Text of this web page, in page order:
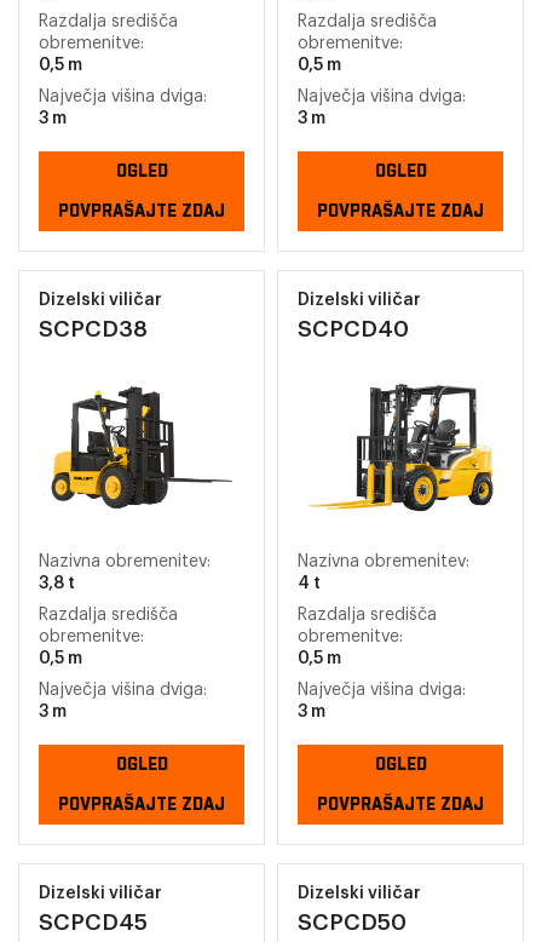
Razdalja središča
obremenitve:
0,5 m
Največja višina dviga:
3 m
OGLED
POVPRAŠAJTE ZDAJ
Razdalja središča
obremenitve:
0,5 m
Največja višina dviga:
3 m
OGLED
POVPRAŠAJTE ZDAJ
Dizelski viličar
SCPCD38
Nazivna obremenitev:
3,8 t
Razdalja središča
obremenitve:
0,5 m
Največja višina dviga:
3 m
OGLED
POVPRAŠAJTE ZDAJ
Dizelski viličar
SCPCD40
Nazivna obremenitev:
4 t
Razdalja središča
obremenitve:
0,5 m
Največja višina dviga:
3 m
OGLED
POVPRAŠAJTE ZDAJ
Dizelski viličar
SCPCD45
Dizelski viličar
SCPCD50